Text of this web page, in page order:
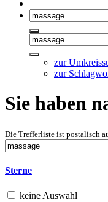
zur
zur
Sie haben
Die Trefferliste ist postalisch
Sterne
keine Auswahl